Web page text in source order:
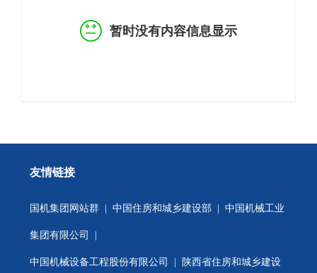
暂时没有内容信息显示
友情链接
国机集团网站群 中国住房和城乡建设部 中国机械工业
集团有限公司
中国机械设备工程股份有限公司 陕西省住房和城乡建设